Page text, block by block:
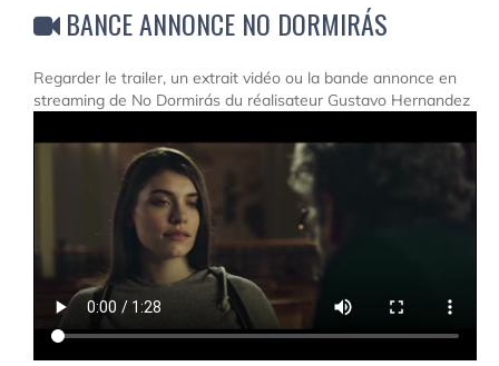
BANCE ANNONCE NO DORMIRÁS
Regarder le trailer, un extrait vidéo ou la bande annonce en
streaming de No Dormirás du réalisateur Gustavo Hernandez